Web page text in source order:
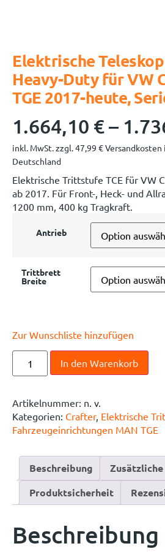
Elektrische
Heavy-Duty für VW
TGE 2017-heute,
1.664,10 €–
inkl. MwSt.zzgl.47,99 €
Deutschland
Elektrische Trittstufe TCE für VW
ab 2017. Für Front-, Heck- und
1200 mm, 400 kg Tragkraft.
Antrieb
Trittbrett
Breite
Zur Wunschliste hinzufügen
In den Warenkorb
Artikelnummer: n. v.
Kategorien: Crafter, Elektrische
Fahrzeugeinrichtungen MAN TGE
Beschreibung
Produktsicherheit
Beschreibung